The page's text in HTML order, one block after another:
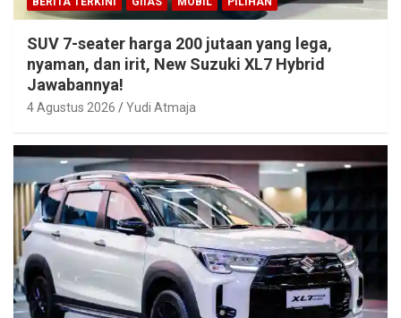
SUV 7-seater harga 200 jutaan yang lega,
nyaman, dan irit, New Suzuki XL7 Hybrid
Jawabannya!
4 Agustus 2026 Yudi Atmaja